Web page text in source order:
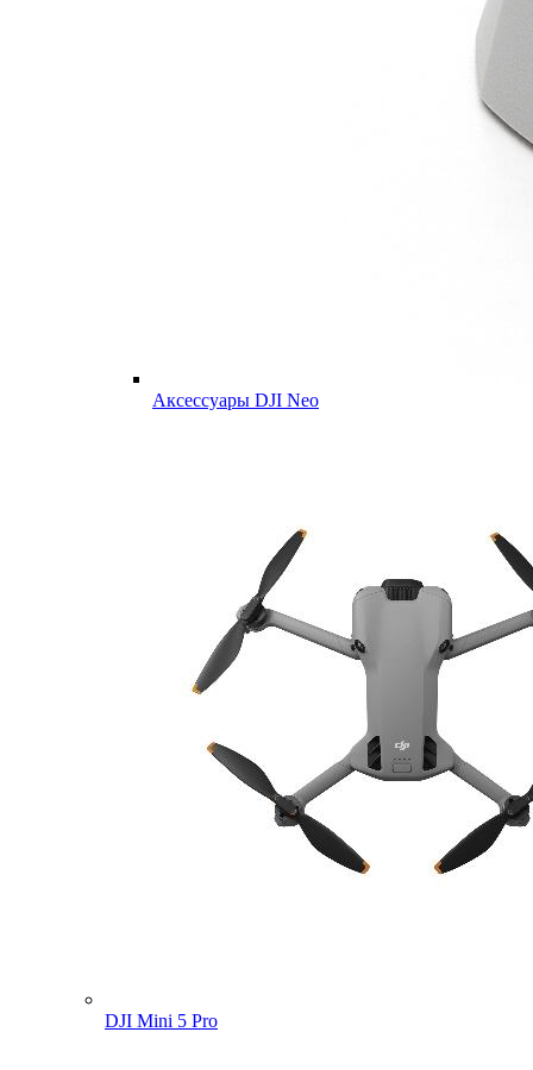
Аксессуары DJI Neo
DJI Mini 5 Pro